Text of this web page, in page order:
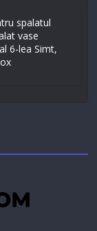
spalatul
vase
6-lea Simt,